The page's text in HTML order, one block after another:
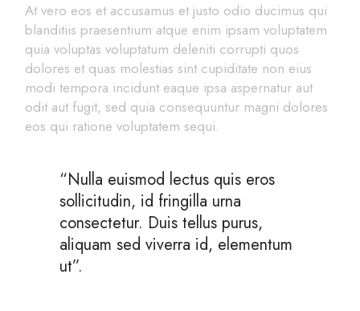
At vero eos et accusamus et justo odio ducimus qui
blanditiis praesentium atque enim ipsam voluptatem
quia voluptas voluptatum deleniti corrupti quos
dolores et quas molestias sint cupiditate non eius
modi tempora incidunt eaque ipsa aspernatur aut
odit aut fugit, sed quia consequuntur magni dolores
eos qui ratione voluptatem sequi.
“Nulla euismod lectus quis eros
sollicitudin, id fringilla urna
consectetur. Duis tellus purus,
aliquam sed viverra id, elementum
ut”.